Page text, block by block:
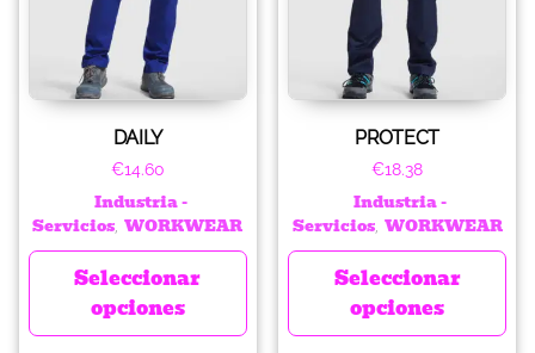
DAILY
€14.60
Industria -
Servicios WORKWEAR
Seleccionar
opciones
PROTECT
€18.38
Industria -
Servicios, WORKWEAR
Seleccionar
opciones